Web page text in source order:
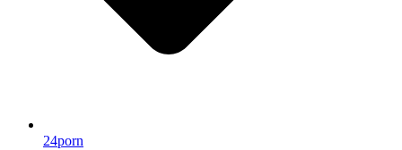
24porn